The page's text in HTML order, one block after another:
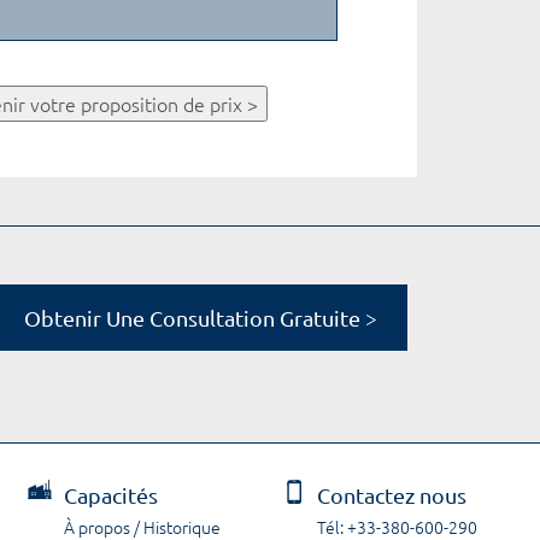
votre proposition de prix >
Obtenir Une Consultation Gratuite >
Capacités
À propos / Historique
Contactez nous
Tél: +33-380-600-290